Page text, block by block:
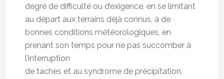
degré de difficulté ou d’exigence, en se limitant
au départ aux terrains déjà connus, à de
bonnes conditions météorologiques, en
prenant son temps pour ne pas succomber à
l’interruption
de taches et au syndrome de précipitation,